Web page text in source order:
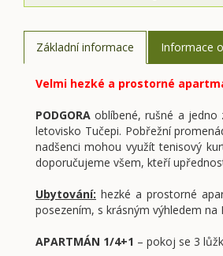
Základní informace Informace
Velmi hezké a prostorné
PODGORA oblíbené, rušné a jedno
letovisko Tučepi. Pobřežní
nadšenci mohou využít tenisový
doporučujeme všem, kteří
Ubytování: hezké a prostorné
posezením, s krásným výhledem na
APARTMÁN 1/4+1 – pokoj se 3